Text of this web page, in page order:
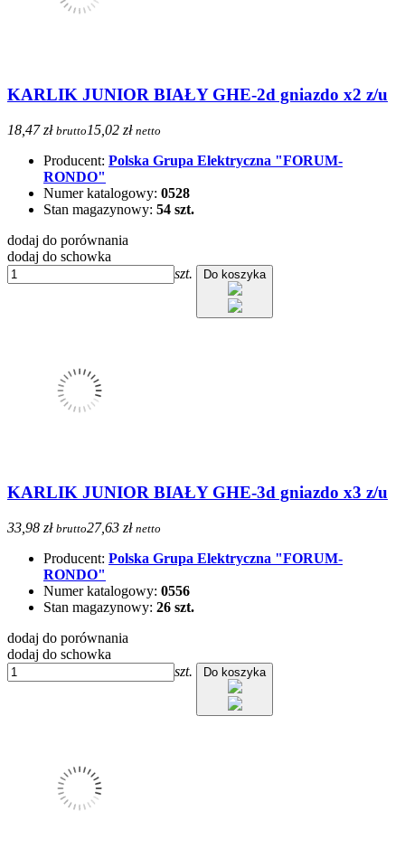
KARLIK JUNIOR BIAŁY GHE-2d gniazdo x2 z/u
18,47 zł brutto 15,02 zł netto
Producent: Polska Grupa Elektryczna "FORUM-
RONDO"
Numer katalogowy: 0528
Stan magazynowy: 54 szt.
dodaj do porównania
dodaj do schowka
szt.
Do koszyka
KARLIK JUNIOR BIAŁY GHE-3d gniazdo x3 z/u
33,98 zł brutto27,63 zł netto
Producent: Polska Grupa Elektryczna "FORUM-
RONDO"
Numer katalogowy: 0556
Stan magazynowy: 26 szt.
dodaj do porównania
dodaj do schowka
szt.
Do koszyka